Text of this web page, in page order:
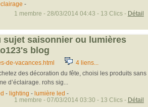
-
1 membre - 28/03/2014 04:43 - 13 Clics - Détail
saisonnier ou lumières
blog
de-vacances.html 4 liens...
des décoration du fête, choisi les produits sans
d’éclairage. rohs sig...
- lighting - lumière led -
1 membre - 07/03/2014 03:30 - 13 Clics - Détail